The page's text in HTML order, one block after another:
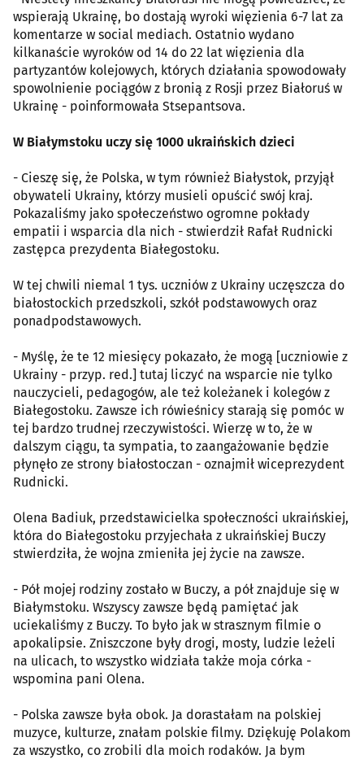
wspierają Ukrainę, bo dostają wyroki więzienia 6-7 lat za
komentarze w social mediach. Ostatnio wydano
kilkanaście wyroków od 14 do 22 lat więzienia dla
partyzantów kolejowych, których działania spowodowały
spowolnienie pociągów z bronią z Rosji przez Białoruś w
Ukrainę - poinformowała Stsepantsova.
W Białymstoku uczy się 1000 ukraińskich dzieci
- Cieszę się, że Polska, w tym również Białystok, przyjął
obywateli Ukrainy, którzy musieli opuścić swój kraj.
Pokazaliśmy jako społeczeństwo ogromne pokłady
empatii i wsparcia dla nich - stwierdził Rafał Rudnicki
zastępca prezydenta Białegostoku.
W tej chwili niemal 1 tys. uczniów z Ukrainy uczęszcza do
białostockich przedszkoli, szkół podstawowych oraz
ponadpodstawowych.
- Myślę, że te 12 miesięcy pokazało, że mogą [uczniowie z
Ukrainy - przyp. red.] tutaj liczyć na wsparcie nie tylko
nauczycieli, pedagogów, ale też koleżanek i kolegów z
Białegostoku. Zawsze ich rówieśnicy starają się pomóc w
tej bardzo trudnej rzeczywistości. Wierzę w to, że w
dalszym ciągu, ta sympatia, to zaangażowanie będzie
płynęło ze strony białostoczan - oznajmił wiceprezydent
Rudnicki.
Olena Badiuk, przedstawicielka społeczności ukraińskiej,
która do Białegostoku przyjechała z ukraińskiej Buczy
stwierdziła, że wojna zmieniła jej życie na zawsze.
- Pół mojej rodziny zostało w Buczy, a pół znajduje się w
Białymstoku. Wszyscy zawsze będą pamiętać jak
uciekaliśmy z Buczy. To było jak w strasznym filmie o
apokalipsie. Zniszczone były drogi, mosty, ludzie leżeli
na ulicach, to wszystko widziała także moja córka -
wspomina pani Olena.
- Polska zawsze była obok. Ja dorastałam na polskiej
muzyce, kulturze, znałam polskie filmy. Dziękuję Polakom
za wszystko, co zrobili dla moich rodaków. Ja bym